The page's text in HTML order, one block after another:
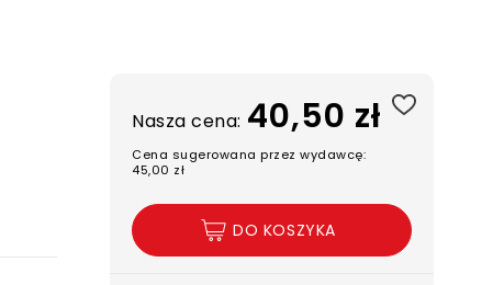
Nasza cena: 40,50 zł
Cena sugerowana przez wydawcę:
45,00 zł
DO KOSZYKA